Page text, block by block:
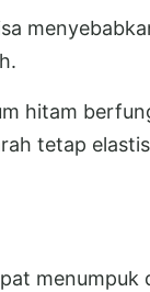
hitam
tetap
menumpuk